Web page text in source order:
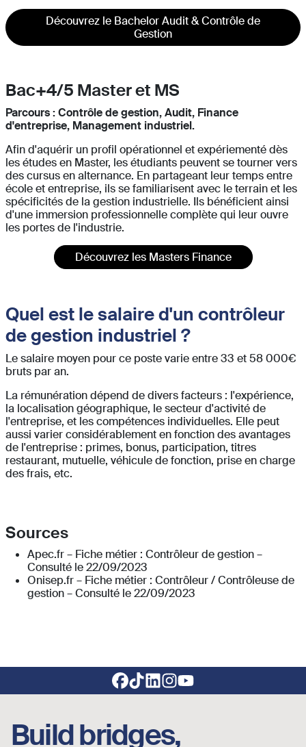
Découvrez le Bachelor Audit & Contrôle de
Gestion
Bac+4/5 Master et MS
Parcours : Contrôle de gestion, Audit, Finance
d'entreprise, Management industriel.
Afin d'aquérir un profil opérationnel et expériementé dès
les études en Master, les étudiants peuvent se tourner vers
des cursus en alternance. En partageant leur temps entre
école et entreprise, ils se familiarisent avec le terrain et les
spécificités de la gestion industrielle. Ils bénéficient ainsi
d'une immersion professionnelle complète qui leur ouvre
les portes de l'industrie.
Découvrez les Masters Finance
Quel est le salaire d'un contrôleur
de gestion industriel ?
Le salaire moyen pour ce poste varie entre 33 et 58 000€
bruts par an.
La rémunération dépend de divers facteurs : l'expérience,
la localisation géographique, le secteur d'activité de
l'entreprise, et les compétences individuelles. Elle peut
aussi varier considérablement en fonction des avantages
de l'entreprise : primes, bonus, participation, titres
restaurant, mutuelle, véhicule de fonction, prise en charge
des frais, etc.
Sources
Apec.fr – Fiche métier : Contrôleur de gestion –
Consulté le 22/09/2023
Onisep.fr – Fiche métier : Contrôleur / Contrôleuse de
gestion – Consulté le 22/09/2023
Footer social links
Build bridges,